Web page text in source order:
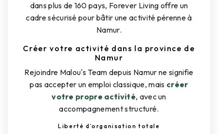
dans plus de 160 pays, Forever Living offre un
cadre sécurisé pour bâtir une activité pérenne à
Namur.
Créer votre activité dans la province de
Namur
Rejoindre Malou's Team depuis Namur ne signifie
pas accepter un emploi classique, mais créer
votre propre activité, avec un
accompagnement structuré.
Liberté d’organisation totale